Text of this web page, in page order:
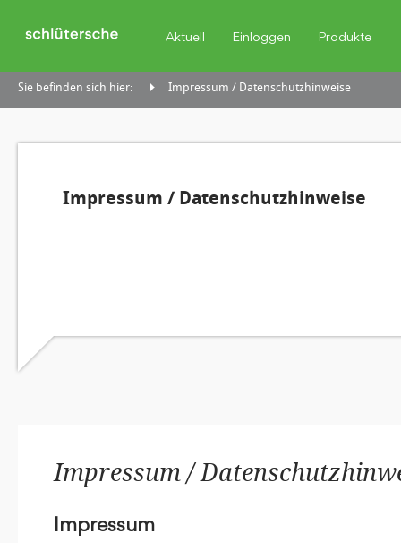
Aktuell Einloggen Produkte
Sie befinden sich hier: Impressum / Datenschutzhinweise
Impressum / Datenschutzhinweise
Impressum /
Impressum